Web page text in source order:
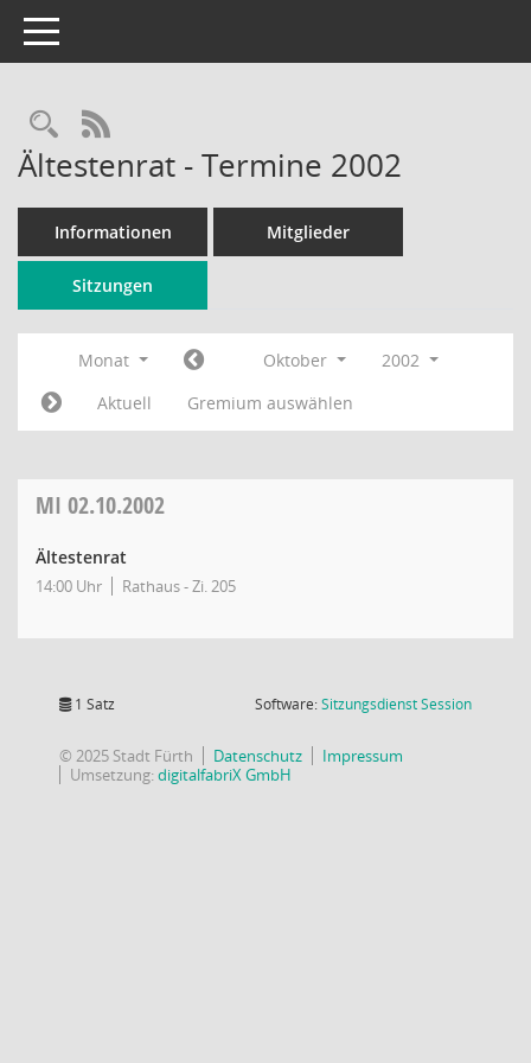
Toggle navigation
Rechercheauswahl
RSS-Feed
Ältestenrat - Termine 2002
Informationen Mitglieder
Sitzungen
Monat Oktober
2002
Aktuell
Gremium auswählen
MI 02.10.2002
Ältestenrat
14:00 Uhr Rathaus - Zi. 205
1 Satz Software:SitzungsdienstSession(Wird in
© 2025 Stadt Fürth Datenschutz
Impressum
Umsetzung:digitalfabriX GmbH